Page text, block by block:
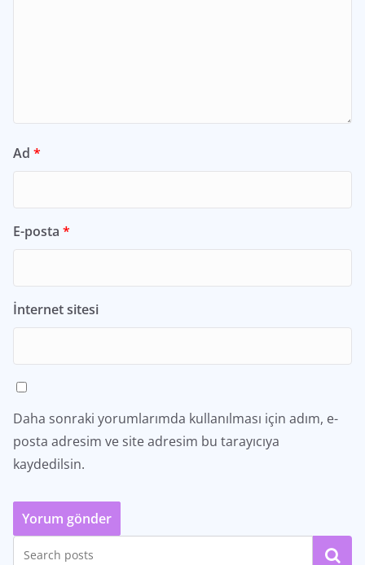
Ad *
E-posta *
İnternet sitesi
Daha sonraki yorumlarımda kullanılması için adım, e-
posta adresim ve site adresim bu tarayıcıya
kaydedilsin.
Ara